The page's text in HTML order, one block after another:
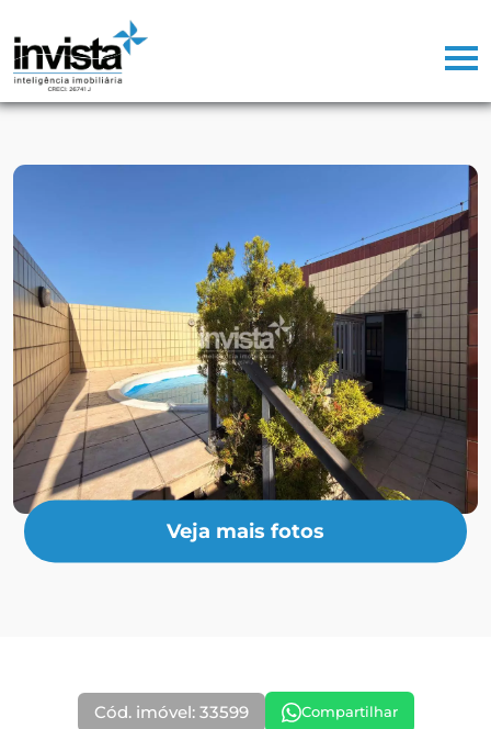
Veja mais fotos
Cód. imóvel: 33599 Compartilhar